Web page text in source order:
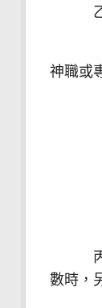
乙、
（一
神職或
（二
（三
（四
（五
丙、
數時，